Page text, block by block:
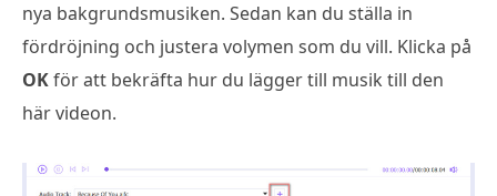
nya bakgrundsmusiken. Sedan kan du ställa in
fördröjning och justera volymen som du vill. Klicka på
OKför att bekräfta hur du lägger till musik till den
här videon.